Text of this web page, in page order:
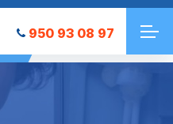
950 93 08 97